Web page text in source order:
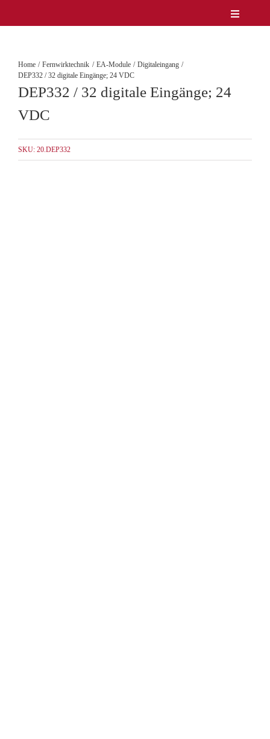
Inhalt
Toggle
Service
Lösungen & Märkte
Home Fernwirktechnik EA-Module
Digitaleingang
DEP332 / 32 digitale Eingänge; 24 VDC
DEP332 / 32 digitale Eingänge; 24
VDC
SKU: 20.DEP332